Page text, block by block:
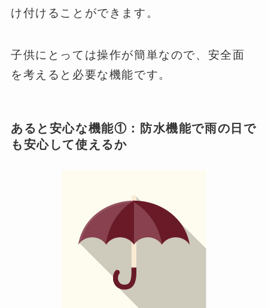
け付けることができます。
子供にとっては操作が簡単なので、安全面
を考えると必要な機能です。
あると安心な機能①：防水機能で雨の日で
も安心して使えるか